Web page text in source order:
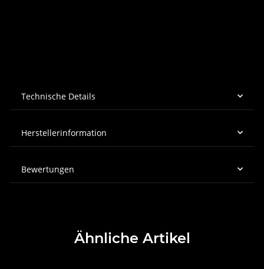
Technische Details
Herstellerinformation
Bewertungen
Ähnliche Artikel